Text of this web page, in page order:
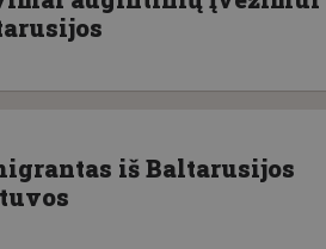
iš Baltarusijos